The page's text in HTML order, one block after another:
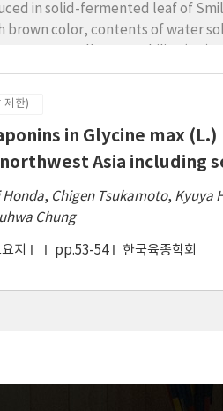
발효, 발효 모두에서 뚜렷한 영향을
으며, 이러한 억제는 경쟁적 저해현
in solid-fermented leaf of
brown color, contents of water
(XO) and aldehyde
disease, respectively in order
R2 values of the second-order
the activities of the
L. leaf. The effects on the
but the OA showed
functionality in the Smilax
extraction temperature and
extraction temperature and a
제한)
in Glycine max
Asia including
Honda, Chigen Tsukamoto, Kyuya
Chung
지 pp.53-54 한국육종학회